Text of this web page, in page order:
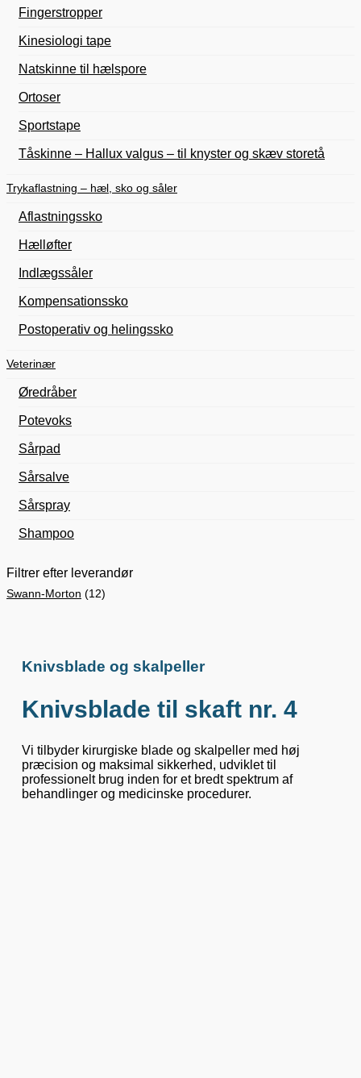
Fingerstropper
Kinesiologi tape
Natskinne til hælspore
Ortoser
Sportstape
Tåskinne – Hallux valgus – til knyster og skæv storetå
Trykaflastning – hæl, sko og såler
Aflastningssko
Hælløfter
Indlægssåler
Kompensationssko
Postoperativ og helingssko
Veterinær
Øredråber
Potevoks
Sårpad
Sårsalve
Sårspray
Shampoo
Filtrer efter leverandør
Swann-Morton (12)
Knivsblade og skalpeller
Knivsblade til skaft nr. 4
Vi tilbyder kirurgiske blade og skalpeller med høj
præcision og maksimal sikkerhed, udviklet til
professionelt brug inden for et bredt spektrum af
behandlinger og medicinske procedurer.